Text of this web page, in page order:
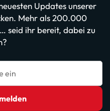
Updates unserer
Mehr als 200.000
seid ihr bereit, dabei zu
ein